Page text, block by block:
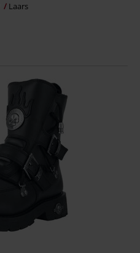
Laars